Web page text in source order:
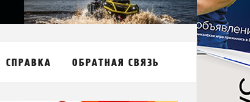
СПРАВКА ОБРАТНАЯ СВЯЗЬ